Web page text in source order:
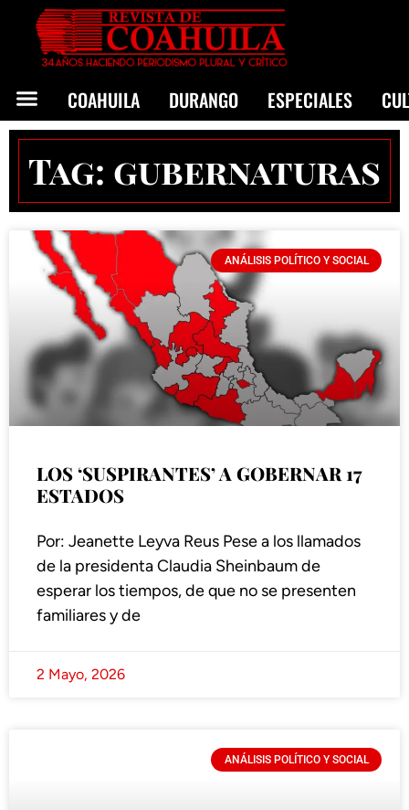
COAHUILA DURANGO ESPECIALES
Tag: gubernaturas
ANÁLISIS POLÍTICO Y SOCIAL
LOS ‘SUSPIRANTES’ A GOBERNAR 17
ESTADOS
Por: Jeanette Leyva Reus Pese a los llamados
de la presidenta Claudia Sheinbaum de
esperar los tiempos, de que no se presenten
familiares y de
2 Mayo, 2026
ANÁLISIS POLÍTICO Y SOCIAL